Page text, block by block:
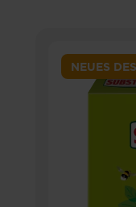
NEUES